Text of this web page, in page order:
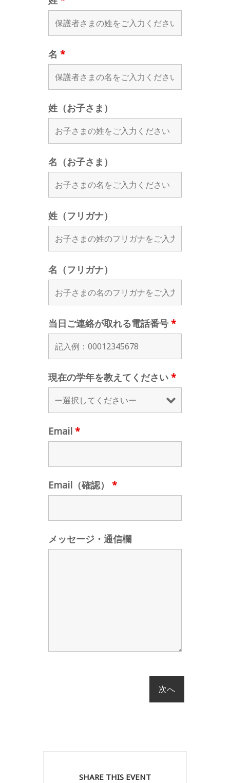
名 *
姓（お子さま）
名（お子さま）
姓（フリガナ）
名（フリガナ）
当日ご連絡が取れる電話番号 *
現在の学年を教えてください *
Email *
Email（確認） *
メッセージ・通信欄
SHARE THIS EVENT